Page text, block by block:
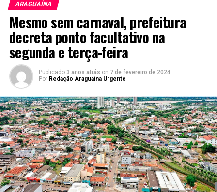
ARAGUAÍNA
Mesmo sem carnaval, prefeitura
decreta ponto facultativo na
segunda e terça-feira
Publicado 3 anos atrás on 7 de fevereiro de 2024
Por Redação Araguaina Urgente